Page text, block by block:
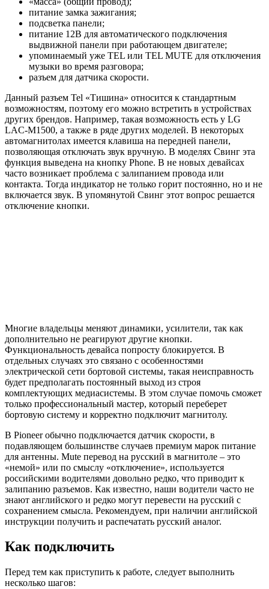
питание замка зажигания;
подсветка панели;
питание 12В для автоматического подключения
выдвижной панели при работающем двигателе;
упоминаемый уже TEL или TEL MUTE для отключения
музыки во время разговора;
разъем для датчика скорости.
Данный разъем Tel «Тишина» относится к стандартным
возможностям, поэтому его можно встретить в устройствах
других брендов. Например, такая возможность есть у LG
LAC-M1500, а также в ряде других моделей. В некоторых
автомагнитолах имеется клавиша на передней панели,
позволяющая отключать звук вручную. В моделях Cвинг эта
функция выведена на кнопку Phone. В не новых девайсах
часто возникает проблема с залипанием провода или
контакта. Тогда индикатор не только горит постоянно, но и не
включается звук. В упомянутой Свинг этот вопрос решается
отключение кнопки.
Многие владельцы меняют динамики, усилители, так как
дополнительно не реагируют другие кнопки.
Функциональность девайса попросту блокируется. В
отдельных случаях это связано с особенностями
электрической сети бортовой системы, такая неисправность
будет предполагать постоянный выход из строя
комплектующих медиасистемы. В этом случае помочь сможет
только профессиональный мастер, который переберет
бортовую систему и корректно подключит магнитолу.
В Pioneer обычно подключается датчик скорости, в
подавляющем большинстве случаев премиум марок питание
для антенны. Mute перевод на русский в магнитоле – это
«немой» или по смыслу «отключение», используется
российскими водителями довольно редко, что приводит к
залипанию разъемов. Как известно, наши водители часто не
знают английского и редко могут перевести на русский с
сохранением смысла. Рекомендуем, при наличии английской
инструкции получить и распечатать русский аналог.
Как подключить
Перед тем как приступить к работе, следует выполнить
несколько шагов: